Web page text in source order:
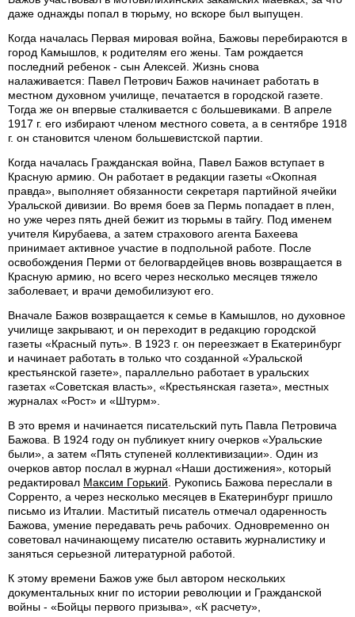
даже однажды попал в тюрьму, но вскоре был выпущен.
Когда началась Первая мировая война, Бажовы перебираются в
город Камышлов, к родителям его жены. Там рождается
последний ребенок - сын Алексей. Жизнь снова
налаживается: Павел Петрович Бажов начинает работать в
местном духовном училище, печатается в городской газете.
Тогда же он впервые сталкивается с большевиками. В апреле
1917 г. его избирают членом местного совета, а в сентябре 1918
г. он становится членом большевистской партии.
Когда началась Гражданская война, Павел Бажов вступает в
Красную армию. Он работает в редакции газеты «Окопная
правда», выполняет обязанности секретаря партийной ячейки
Уральской дивизии. Во время боев за Пермь попадает в плен,
но уже через пять дней бежит из тюрьмы в тайгу. Под именем
учителя Кирубаева, а затем страхового агента Бахеева
принимает активное участие в подпольной работе. После
освобождения Перми от белогвардейцев вновь возвращается в
Красную армию, но всего через несколько месяцев тяжело
заболевает, и врачи демобилизуют его.
Вначале Бажов возвращается к семье в Камышлов, но духовное
училище закрывают, и он переходит в редакцию городской
газеты «Красный путь». В 1923 г. он переезжает в Екатеринбург
и начинает работать в только что созданной «Уральской
крестьянской газете», параллельно работает в уральских
газетах «Советская власть», «Крестьянская газета», местных
журналах «Рост» и «Штурм».
В это время и начинается писательский путь Павла Петровича
Бажова. В 1924 году он публикует книгу очерков «Уральские
были», а затем «Пять ступеней коллективизации». Один из
очерков автор послал в журнал «Наши достижения», который
редактировал Максим Горький . Рукопись Бажова переслали в
Сорренто, а через несколько месяцев в Екатеринбург пришло
письмо из Италии. Маститый писатель отмечал одаренность
Бажова, умение передавать речь рабочих. Одновременно он
советовал начинающему писателю оставить журналистику и
заняться серьезной литературной работой.
К этому времени Бажов уже был автором нескольких
документальных книг по истории революции и Гражданской
войны - «Бойцы первого призыва», «К расчету»,